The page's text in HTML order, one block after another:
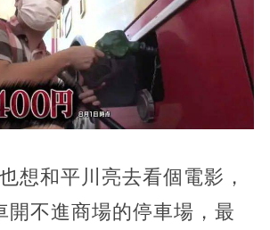
想和平川亮去看個電影，
開不進商場的停車場，最